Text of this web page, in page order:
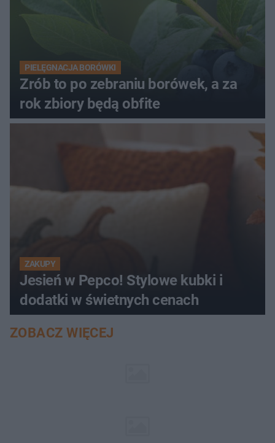
PIELĘGNACJA BORÓWKI
Zrób to po zebraniu borówek, a za
rok zbiory będą obfite
ZAKUPY
Jesień w Pepco! Stylowe kubki i
dodatki w świetnych cenach
ZOBACZ WIĘCEJ